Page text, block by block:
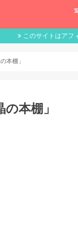
このサイトはアフ
本棚」
本棚」